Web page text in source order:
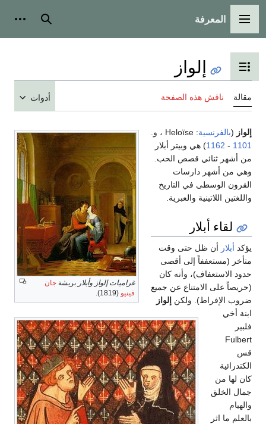
القائمة الرئيسية
المعرفة بحث
تبديل عرض جدول المحتويات
إلواز
مقالة ناقش هذه الصفحة أدوات
غراميات إلواز وأبلار بريشة جان
فينيو (1819).
إلواز (بالفرنسية: Heloïse ، و.
1101
-
1162) هي وبيتر أبلار
من أشهر ثنائي قصص الحب.
وهي من أشهر دارسات
القرون الوسطى في التاريخ
واللغتين اللاتينية والعبرية.
لقاء أبلار
يؤكد أبلار أن ظل حتى وقت
متأخر (مستعففاً إلى أقصى
حدود الاستعفاف)، وأنه كان
(حريصاً على الامتناع عن جميع
ضروب الإفراط). ولكن إلواز
ابنة أخي
فلبير
Fulbert
قس
الكتدرائية
كان لها من
جمال الخلق
والهيام
بالعلم ما اثر